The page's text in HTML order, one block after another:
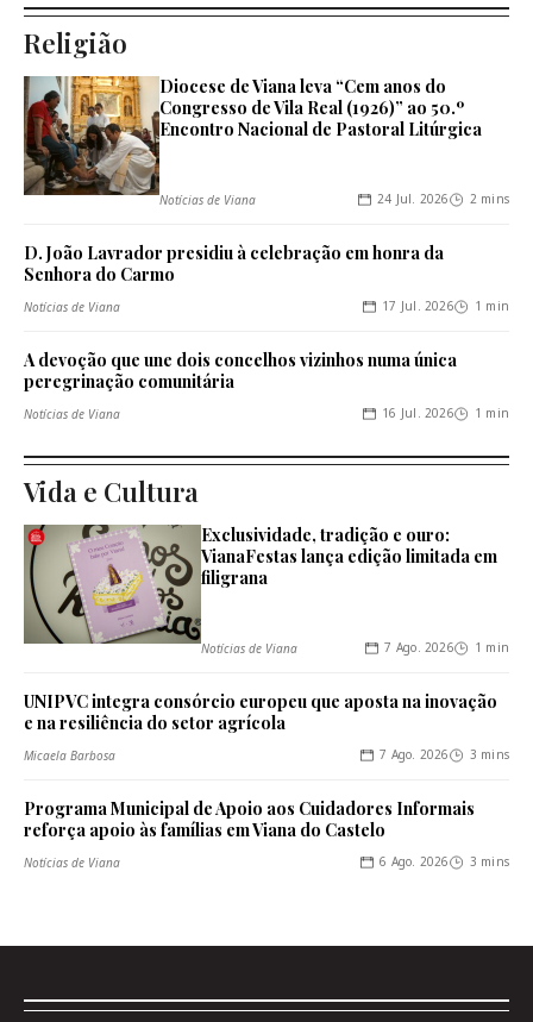
Religião
Diocese de Viana leva “Cem anos do
Congresso de Vila Real (1926)” ao 50.º
Encontro Nacional de Pastoral Litúrgica
Notícias de Viana 24 Jul. 2026 2 mins
D. João Lavrador presidiu à celebração em honra da
Senhora do Carmo
Notícias de Viana 17 Jul. 2026 1 min
A devoção que une dois concelhos vizinhos numa única
peregrinação comunitária
Notícias de Viana 16 Jul. 2026 1 min
Vida e Cultura
Exclusividade, tradição e ouro:
VianaFestas lança edição limitada em
filigrana
Notícias de Viana 7 Ago. 2026 1 min
UNIPVC integra consórcio europeu que aposta na inovação
e na resiliência do setor agrícola
Micaela Barbosa 7 Ago. 2026 3 mins
Programa Municipal de Apoio aos Cuidadores Informais
reforça apoio às famílias em Viana do Castelo
Notícias de Viana 6 Ago. 2026 3 mins